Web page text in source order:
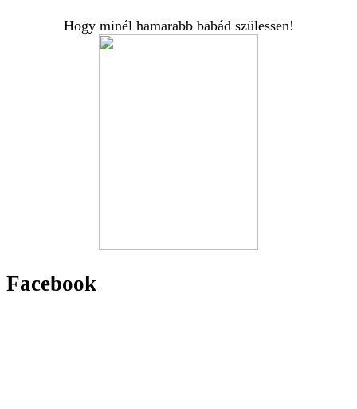
Hogy minél hamarabb babád szülessen!
Facebook